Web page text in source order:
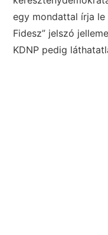
egy mondattal írja le
Fidesz” jelszó
KDNP pedig